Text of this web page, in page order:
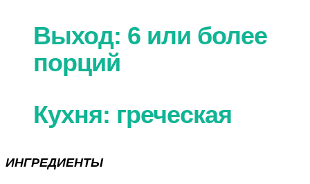
Выход: 6 или более
порций
Кухня: греческая
ИНГРЕДИЕНТЫ